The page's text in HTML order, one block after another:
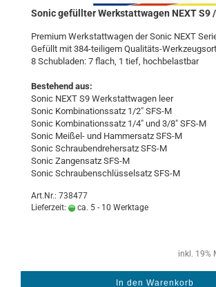
Sonic ge­füll­ter Werk­statt­wa­gen NEXT S9
Pre­mi­um Werk­statt­wa­gen der Sonic NEXT
Ge­füllt mit 384-​teiligem Qualitäts-​
8 Schub­la­den: 7 flach, 1 tief, hoch­be­last­bar
Be­stehend aus:
Sonic NEXT S9 Werk­statt­wa­gen leer
Sonic Kom­bi­na­ti­ons­satz 1/2" SFS-M
Sonic Kom­bi­na­ti­ons­satz 1/4" und 3/8" SFS-M
Sonic Meißel-​ und Ham­mer­satz SFS-M
Sonic Schrau­ben­dre­her­satz SFS-M
Sonic Zan­gen­satz SFS-M
Sonic Schrau­ben­schlüs­sel­satz SFS-M
Art.Nr.: 738477
Lieferzeit:
ca. 5 - 10 Werktage
inkl. 19%
In den Warenkorb